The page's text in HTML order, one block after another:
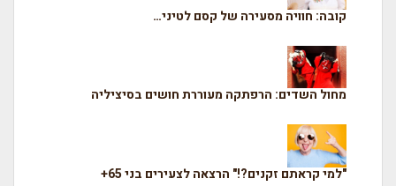
קובה: חוויה מסעירה של קסם לטיני…
מחול השדים: הרפתקה מעוררת חושים בסיציליה
"למי קראתם זקנים?!" הרצאה לצעירים בני 65+